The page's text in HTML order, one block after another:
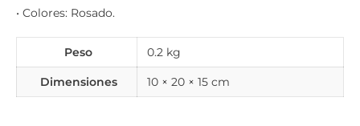
• Colores: Rosado.
Peso 0.2 kg
Dimensiones 10 × 20 × 15 cm